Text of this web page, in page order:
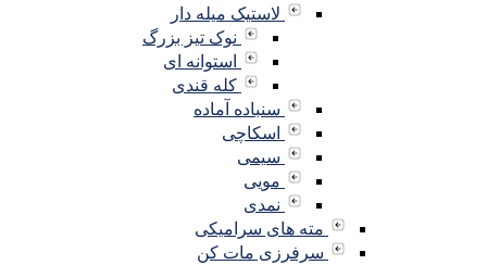
لاستیک میله دار
نوک تیز بزرگ
استوانه ای
کله قندی
سنباده آماده
اسکاچی
سیمی
مویی
نمدی
مته های سرامیکی
سرفرزی مات کن